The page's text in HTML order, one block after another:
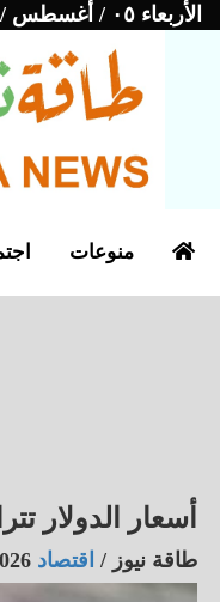
الأربعاء ٠٥ / أغسطس / ٢٠٢٦
منوعات
أسعار الدولار
طاقة نيوز / اقتصاد22 07:23:25